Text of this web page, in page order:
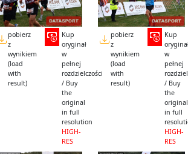
pobierz
z
wynikiem
(load
with
result)
Kup
oryginał
w
pełnej
rozdzielczości
/ Buy
the
original
in full
resolution
HIGH-
RES
pobierz
z
wynikiem
(load
with
result)
Kup
w
pełnej
/ Buy
the
original
in full
HIGH-
RES